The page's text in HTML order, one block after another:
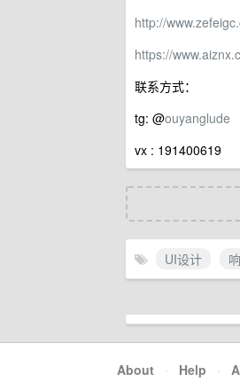
http://
https://
联系方式：
tg: @ouyanglude
vx : 191400619
UI设计
About · Help ·